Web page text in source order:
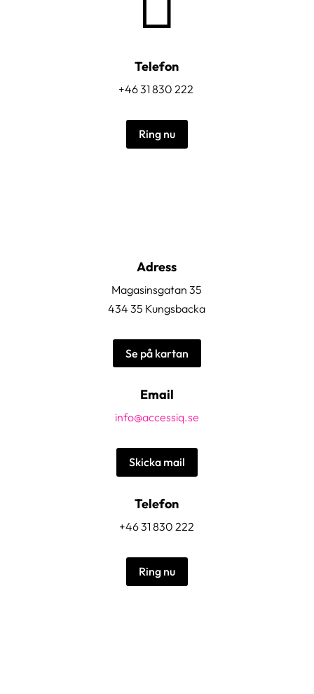
Telefon
+46 31 830 222
Ring nu
Adress
Magasinsgatan 35
434 35 Kungsbacka
Se på kartan
Email
info@accessiq.se
Skicka mail
Telefon
+46 31 830 222
Ring nu